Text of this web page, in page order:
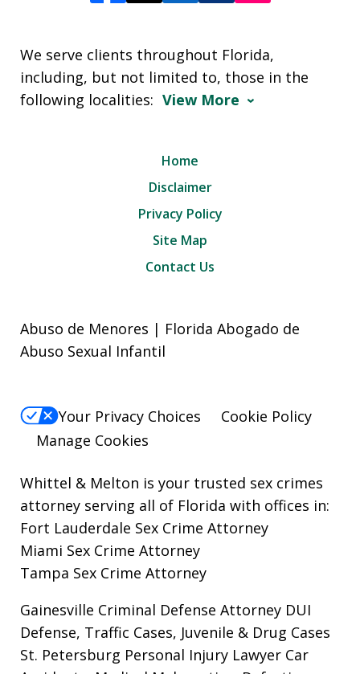
We serve clients throughout Florida,
including, but not limited to, those in the
following localities: View More
Home
Disclaimer
Privacy Policy
Site Map
Contact Us
Abuso de Menores | Florida Abogado de
Abuso Sexual Infantil
Your Privacy Choices
Cookie Policy
Manage Cookies
Whittel & Melton is your trusted sex crimes
attorney serving all of Florida with offices in:
Fort Lauderdale Sex Crime Attorney
Miami Sex Crime Attorney
Tampa Sex Crime Attorney
Gainesville Criminal Defense Attorney DUI
Defense, Traffic Cases, Juvenile & Drug Cases
St. Petersburg Personal Injury Lawyer Car